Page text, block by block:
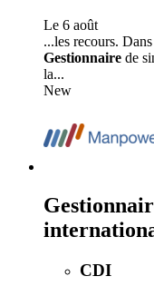
Le 6 août
...les recours.
Gestionnaire de
la...
New
CDI